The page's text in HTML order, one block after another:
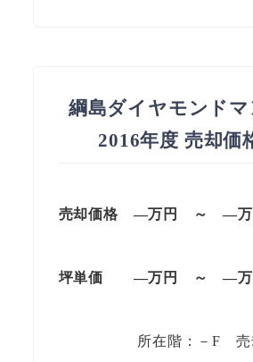
綱島ダイヤモンド
2016年度 売却価
売却価格 —万円 ～ —万
坪単価 —万円 ～ —万
所在階：－F 売